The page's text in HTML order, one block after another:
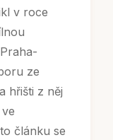
v roce
ze
hřišti z něj
článku se